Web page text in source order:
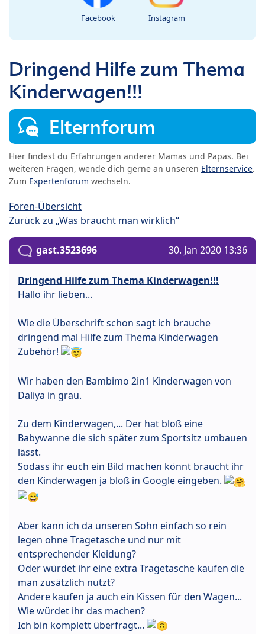
Facebook Instagram
Dringend Hilfe zum Thema
Kinderwagen!!!
Elternforum
Hier findest du Erfahrungen anderer Mamas und Papas. Bei
weiteren Fragen, wende dich gerne an unseren Elternservice.
Zum Expertenforum wechseln.
Foren-Übersicht
Zurück zu „Was braucht man wirklich“
gast.3523696 30. Jan 2020 13:36
Dringend Hilfe zum Thema Kinderwagen!!!
Hallo ihr lieben...
Wie die Überschrift schon sagt ich brauche
dringend mal Hilfe zum Thema Kinderwagen
Zubehör!
Wir haben den Bambimo 2in1 Kinderwagen von
Daliya in grau.
Zu dem Kinderwagen,... Der hat bloß eine
Babywanne die sich später zum Sportsitz umbauen
lässt.
Sodass ihr euch ein Bild machen könnt braucht ihr
den Kinderwagen ja bloß in Google eingeben.
Aber kann ich da unseren Sohn einfach so rein
legen ohne Tragetasche und nur mit
entsprechender Kleidung?
Oder würdet ihr eine extra Tragetasche kaufen die
man zusätzlich nutzt?
Andere kaufen ja auch ein Kissen für den Wagen...
Wie würdet ihr das machen?
Ich bin komplett überfragt...